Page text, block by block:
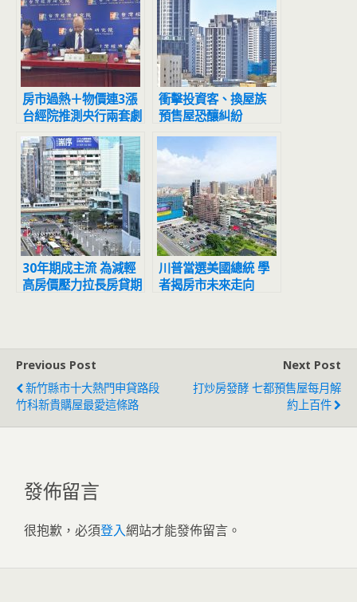
房市過熱＋物價連3漲
台經院推測央行兩套劇
本：範圍擴大、貸款成
數再降
衝擊投資客、換屋族
預售屋恐釀糾紛
30年期成主流 為減輕
高房價壓力拉長房貸期
川普當選美國總統 學
者揭房市未來走向
Previous Post
新竹縣市十大熱門申貸路段
竹科新貴購屋最愛這條路
Next Post
打炒房發酵 七都預售屋每月解
約上百件
發佈留言
很抱歉，必須登入網站才能發佈留言。